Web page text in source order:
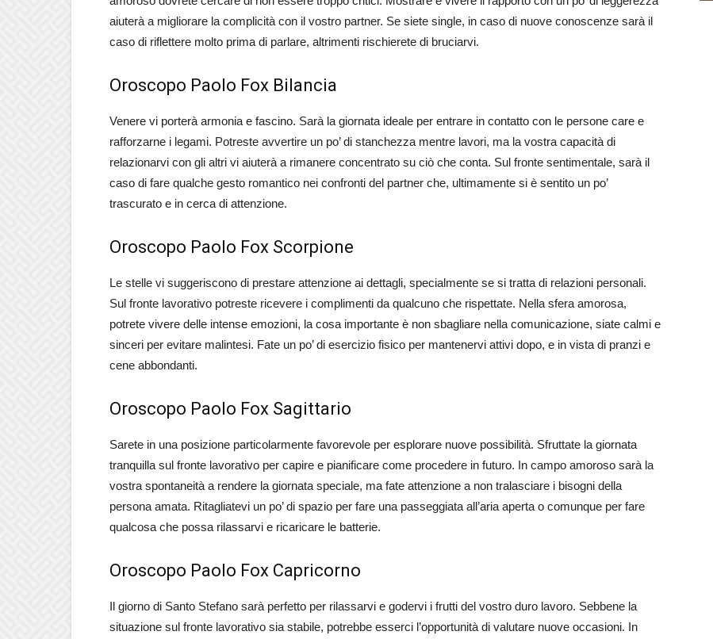
aiuterà a migliorare la complicità con il vostro partner. Se siete single, in caso di nuove conoscenze sarà il
caso di riflettere molto prima di parlare, altrimenti rischierete di bruciarvi.
Oroscopo Paolo Fox Bilancia
Venere vi porterà armonia e fascino. Sarà la giornata ideale per entrare in contatto con le persone care e
rafforzarne i legami. Potreste avvertire un po’ di stanchezza mentre lavori, ma la vostra capacità di
relazionarvi con gli altri vi aiuterà a rimanere concentrato su ciò che conta. Sul fronte sentimentale, sarà il
caso di fare qualche gesto romantico nei confronti del partner che, ultimamente si è sentito un po’
trascurato e in cerca di attenzione.
Oroscopo Paolo Fox Scorpione
Le stelle vi suggeriscono di prestare attenzione ai dettagli, specialmente se si tratta di relazioni personali.
Sul fronte lavorativo potreste ricevere i complimenti da qualcuno che rispettate. Nella sfera amorosa,
potrete vivere delle intense emozioni, la cosa importante è non sbagliare nella comunicazione, siate calmi e
sinceri per evitare malintesi. Fate un po’ di esercizio fisico per mantenervi attivi dopo, e in vista di pranzi e
cene abbondanti.
Oroscopo Paolo Fox Sagittario
Sarete in una posizione particolarmente favorevole per esplorare nuove possibilità. Sfruttate la giornata
tranquilla sul fronte lavorativo per capire e pianificare come procedere in futuro. In campo amoroso sarà la
vostra spontaneità a rendere la giornata speciale, ma fate attenzione a non tralasciare i bisogni della
persona amata. Ritagliatevi un po’ di spazio per fare una passeggiata all’aria aperta o comunque per fare
qualcosa che possa rilassarvi e ricaricare le batterie.
Oroscopo Paolo Fox Capricorno
Il giorno di Santo Stefano sarà perfetto per rilassarvi e godervi i frutti del vostro duro lavoro. Sebbene la
situazione sul fronte lavorativo sia stabile, potrebbe esserci l’opportunità di valutare nuove occasioni. In